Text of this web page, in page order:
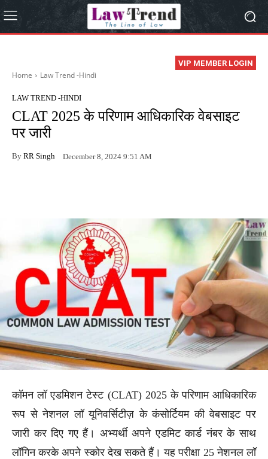
VIP MEMBER LOGIN
Home Law Trend -Hindi
LAW TREND -HINDI
CLAT 2025 के परिणाम आधिकारिक वेबसाइट
पर जारी
By RR Singh December 8, 2024 9:51 AM
कॉमन लॉ एडमिशन टेस्ट (CLAT) 2025 के परिणाम आधिकारिक
रूप से नेशनल लॉ यूनिवर्सिटीज़ के कंसोर्टियम की वेबसाइट पर
जारी कर दिए गए हैं। अभ्यर्थी अपने एडमिट कार्ड नंबर के साथ
लॉगिन करके अपने स्कोर देख सकते हैं। यह परीक्षा 25 नेशनल लॉ